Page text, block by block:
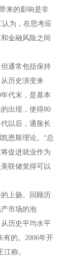
来的影响是非
认为，在思考应
金融风险之间
通常包括保持
历史演变来
代末，是基本
出现，使得80
以后，通胀长
恩斯理论。“总
促进就业作为
联储觉得可以
上扬。回顾历
市场的泡
历史平均水平
有的。2006年开
称。